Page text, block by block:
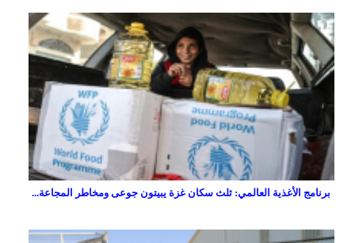
برنامج الأغذية العالمي: ثلث سكان غزة يبيتون جوعى ومخاطر المجاعة...